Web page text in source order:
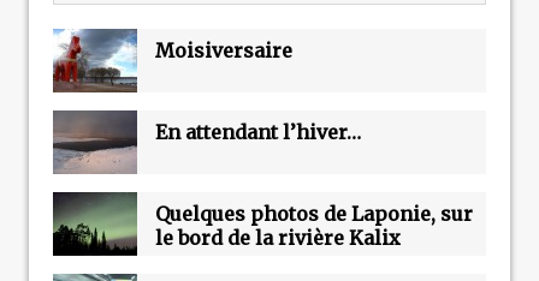
Moisiversaire
En attendant l’hiver…
Quelques photos de Laponie, sur
le bord de la rivière Kalix